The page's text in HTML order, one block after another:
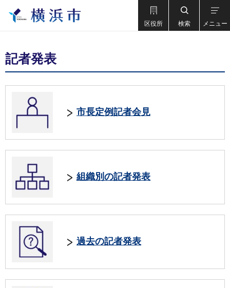
区役所 検索 メニュー
記者発表
市長定例記者会見
組織別の記者発表
過去の記者発表